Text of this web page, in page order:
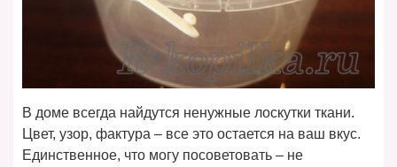
В доме всегда найдутся ненужные лоскутки ткани.
Цвет, узор, фактура – все это остается на ваш вкус.
Единственное, что могу посоветовать – не